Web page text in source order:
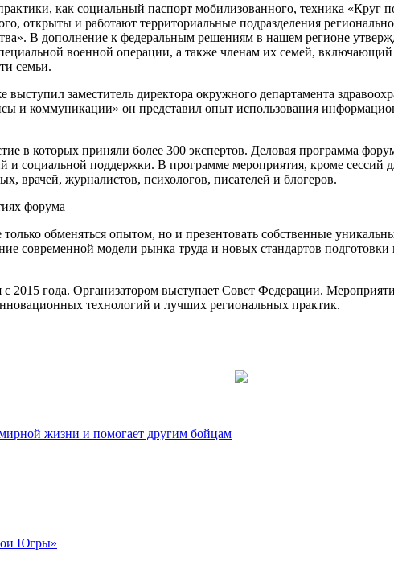
как социальный паспорт мобилизованного, техника «Круг
открыты и работают территориальные подразделения
В дополнение к федеральным решениям в нашем регионе
военной операции, а также членам их семей,
семьи.
заместитель директора окружного департамента
и коммуникации» он представил опыт использования
в которых приняли более 300 экспертов. Деловая программа
и социальной поддержки. В программе мероприятия, кроме сессий
врачей, журналистов, психологов, писателей и блогеров.
форума
обменяться опытом, но и презентовать собственные
современной модели рынка труда и новых стандартов подготовки
года. Организатором выступает Совет Федерации.
технологий и лучших региональных практик.
жизни и помогает другим бойцам
Югры»